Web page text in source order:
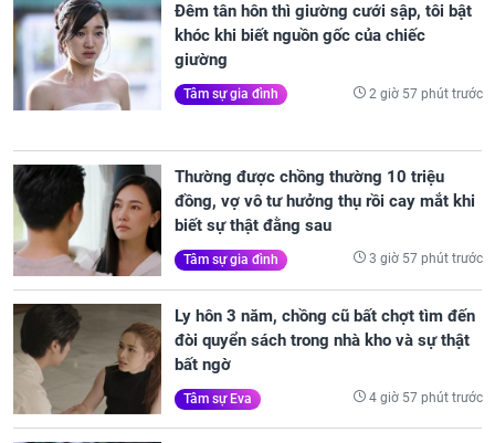
Đêm tân hôn thì giường cưới sập, tôi bật
khóc khi biết nguồn gốc của chiếc
giường
Tâm sự gia đình 2 giờ 57 phút trước
Thường được chồng thường 10 triệu
đồng, vợ vô tư hưởng thụ rồi cay mắt khi
biết sự thật đằng sau
Tâm sự gia đình 3 giờ 57 phút trước
Ly hôn 3 năm, chồng cũ bất chợt tìm đến
đòi quyển sách trong nhà kho và sự thật
bất ngờ
Tâm sự Eva 4 giờ 57 phút trước